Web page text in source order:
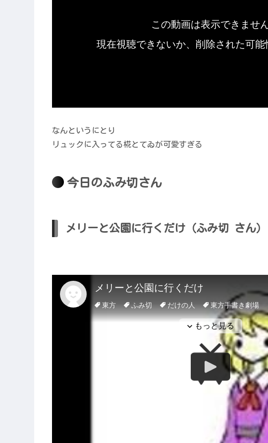
なんというにとり
リュックに入ってる椛とてゐが可愛すぎる
今日のふみ切さん
メリーと公園に行くだけ（ふみ切 さん）